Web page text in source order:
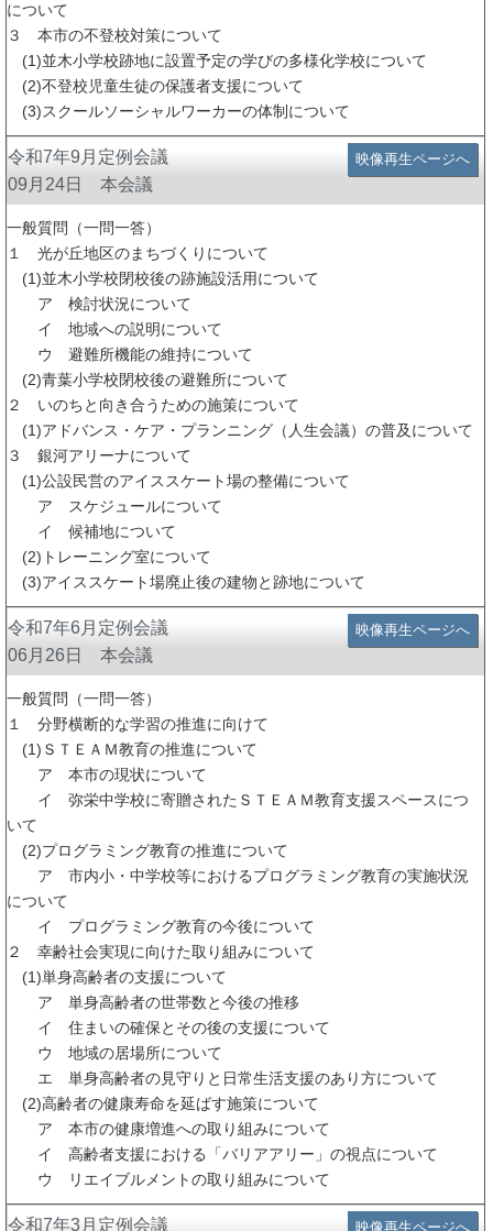
について
３ 本市の不登校対策について
(1)並木小学校跡地に設置予定の学びの多様化学校について
(2)不登校児童生徒の保護者支援について
(3)スクールソーシャルワーカーの体制について
映像再生ページへ
令和7年9月定例会議
09月24日 本会議
一般質問（一問一答）
１ 光が丘地区のまちづくりについて
(1)並木小学校閉校後の跡施設活用について
ア 検討状況について
イ 地域への説明について
ウ 避難所機能の維持について
(2)青葉小学校閉校後の避難所について
２ いのちと向き合うための施策について
(1)アドバンス・ケア・プランニング（人生会議）の普及について
３ 銀河アリーナについて
(1)公設民営のアイススケート場の整備について
ア スケジュールについて
イ 候補地について
(2)トレーニング室について
(3)アイススケート場廃止後の建物と跡地について
映像再生ページへ
令和7年6月定例会議
06月26日 本会議
一般質問（一問一答）
１ 分野横断的な学習の推進に向けて
(1)ＳＴＥＡＭ教育の推進について
ア 本市の現状について
イ 弥栄中学校に寄贈されたＳＴＥＡＭ教育支援スペースにつ
いて
(2)プログラミング教育の推進について
ア 市内小・中学校等におけるプログラミング教育の実施状況
について
イ プログラミング教育の今後について
２ 幸齢社会実現に向けた取り組みについて
(1)単身高齢者の支援について
ア 単身高齢者の世帯数と今後の推移
イ 住まいの確保とその後の支援について
ウ 地域の居場所について
エ 単身高齢者の見守りと日常生活支援のあり方について
(2)高齢者の健康寿命を延ばす施策について
ア 本市の健康増進への取り組みについて
イ 高齢者支援における「バリアアリー」の視点について
ウ リエイブルメントの取り組みについて
映像再生ページへ
令和7年3月定例会議